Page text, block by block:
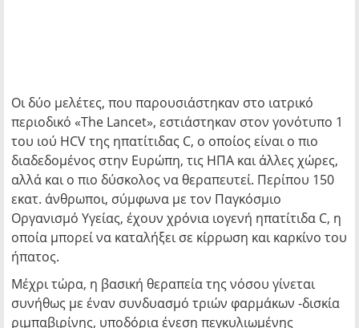
Οι δύο μελέτες, που παρουσιάστηκαν στο ιατρικό
περιοδικό «The Lancet», εστιάστηκαν στον γονότυπο 1
του ιού HCV της ηπατίτιδας C, ο οποίος είναι ο πιο
διαδεδομένος στην Ευρώπη, τις ΗΠΑ και άλλες χώρες,
αλλά και ο πιο δύσκολος να θεραπευτεί. Περίπου 150
εκατ. άνθρωποι, σύμφωνα με τον Παγκόσμιο
Οργανισμό Υγείας, έχουν χρόνια ιογενή ηπατίτιδα C, η
οποία μπορεί να καταλήξει σε κίρρωση και καρκίνο του
ήπατος.
Μέχρι τώρα, η βασική θεραπεία της νόσου γίνεται
συνήθως με έναν συνδυασμό τριών φαρμάκων -δισκία
ριμπαβιρίνης, υποδόρια ένεση πεγκυλιωμένης